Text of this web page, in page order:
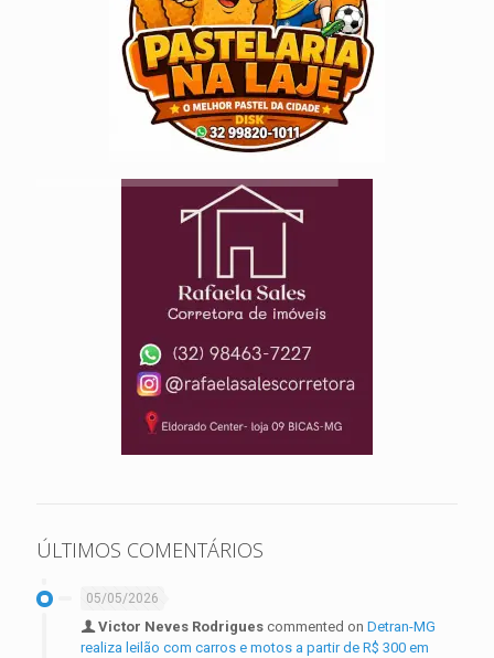
ÚLTIMOS COMENTÁRIOS
05/05/2026
Victor Neves Rodrigues commented on Detran-MG
realiza leilão com carros e motos a partir de R$ 300 em